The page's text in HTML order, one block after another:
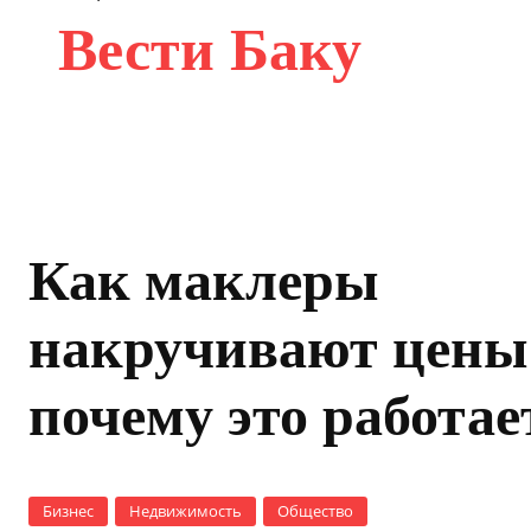
Вести Баку
Как маклеры
накручивают
почему это
Бизнес Недвижимость Общество